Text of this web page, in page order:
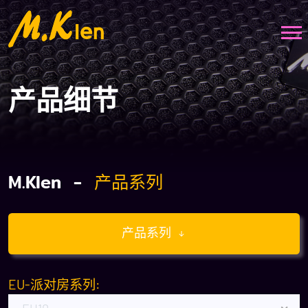
产品细节
M.Klen - 产品系列
产品系列
EU-派对房系列: